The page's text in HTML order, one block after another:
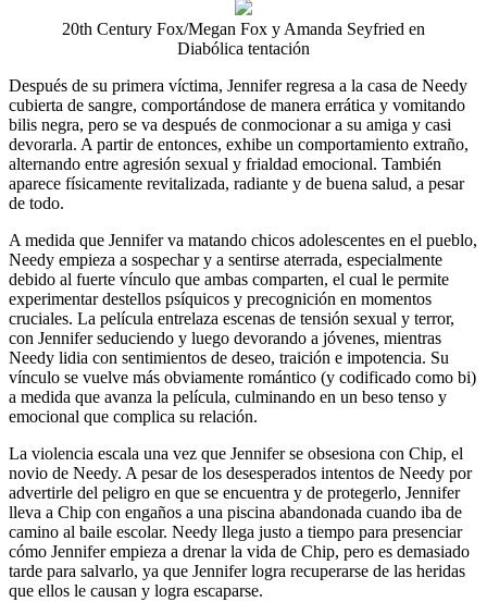
20th Century Fox/Megan Fox y Amanda Seyfried en
Diabólica tentación
Después de su primera víctima, Jennifer regresa a la casa de Needy
cubierta de sangre, comportándose de manera errática y vomitando
bilis negra, pero se va después de conmocionar a su amiga y casi
devorarla. A partir de entonces, exhibe un comportamiento extraño,
alternando entre agresión sexual y frialdad emocional. También
aparece físicamente revitalizada, radiante y de buena salud, a pesar
de todo.
A medida que Jennifer va matando chicos adolescentes en el pueblo,
Needy empieza a sospechar y a sentirse aterrada, especialmente
debido al fuerte vínculo que ambas comparten, el cual le permite
experimentar destellos psíquicos y precognición en momentos
cruciales. La película entrelaza escenas de tensión sexual y terror,
con Jennifer seduciendo y luego devorando a jóvenes, mientras
Needy lidia con sentimientos de deseo, traición e impotencia. Su
vínculo se vuelve más obviamente romántico (y codificado como bi)
a medida que avanza la película, culminando en un beso tenso y
emocional que complica su relación.
La violencia escala una vez que Jennifer se obsesiona con Chip, el
novio de Needy. A pesar de los desesperados intentos de Needy por
advertirle del peligro en que se encuentra y de protegerlo, Jennifer
lleva a Chip con engaños a una piscina abandonada cuando iba de
camino al baile escolar. Needy llega justo a tiempo para presenciar
cómo Jennifer empieza a drenar la vida de Chip, pero es demasiado
tarde para salvarlo, ya que Jennifer logra recuperarse de las heridas
que ellos le causan y logra escaparse.